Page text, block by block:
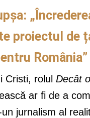
proiectul de
România”
Cristi, rolul Decât
ar fi de a
jurnalism al